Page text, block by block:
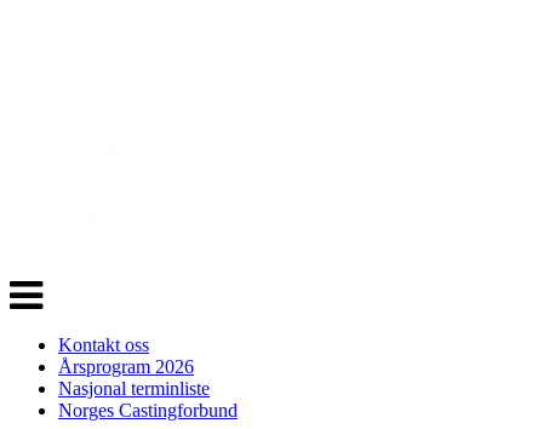
Veksle
navigasjon
Kontakt oss
Årsprogram 2026
Nasjonal terminliste
Norges Castingforbund